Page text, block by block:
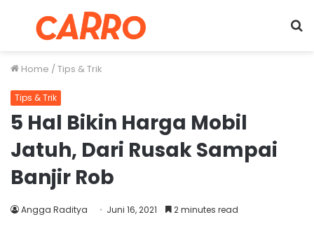
Menu
Home /Tips & Trik
Tips & Trik
5 Hal Bikin Harga Mobil
Jatuh, Dari Rusak Sampai
Banjir Rob
Angga Raditya Juni 16, 2021 2 minutes read